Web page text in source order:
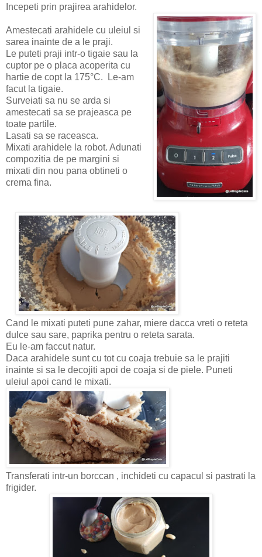
Incepeti prin prajirea arahidelor.
Amestecati arahidele cu uleiul si
sarea inainte de a le praji.
Le puteti praji intr-o tigaie sau la
cuptor pe o placa acoperita cu
hartie de copt la 175°C. Le-am
facut la tigaie.
Surveiati sa nu se arda si
amestecati sa se prajeasca pe
toate partile.
Lasati sa se raceasca.
Mixati arahidele la robot. Adunati
compozitia de pe margini si
mixati din nou pana obtineti o
crema fina.
Cand le mixati puteti pune zahar, miere dacca vreti o reteta
dulce sau sare, paprika pentru o reteta sarata.
Eu le-am faccut natur.
Daca arahidele sunt cu tot cu coaja trebuie sa le prajiti
inainte si sa le decojiti apoi de coaja si de piele. Puneti
uleiul apoi cand le mixati.
Transferati intr-un borccan , inchideti cu capacul si pastrati la
frigider.